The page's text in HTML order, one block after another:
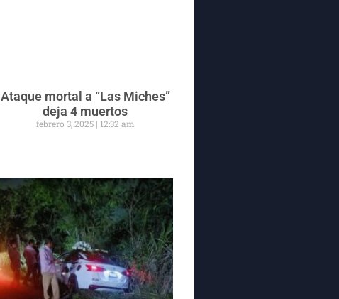
Ataque mortal a “Las Miches”
deja 4 muertos
febrero 3, 2025 12:32 am